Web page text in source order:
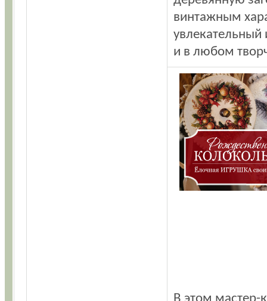
винтажным
и в любом